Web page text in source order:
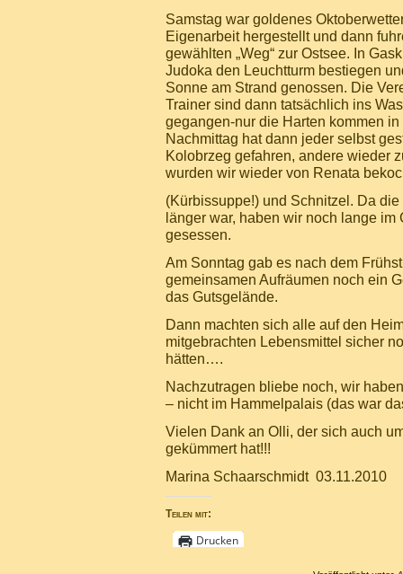
Samstag war goldenes
Eigenarbeit hergestellt und dann
gewählten „Weg“ zur Ostsee. In
Judoka den Leuchtturm bestiegen
Sonne am Strand genossen. Die
Trainer sind dann tatsächlich ins
gegangen-nur die Harten kommen
Nachmittag hat dann jeder selbst
Kolobrzeg gefahren, andere wieder
wurden wir wieder von Renata
(Kürbissuppe!) und Schnitzel. Da
länger war, haben wir noch lange im
gesessen.
Am Sonntag gab es nach dem
gemeinsamen Aufräumen noch ein
das Gutsgelände.
Dann machten sich alle auf den
mitgebrachten Lebensmittel sicher
hätten….
Nachzutragen bliebe noch, wir
– nicht im Hammelpalais (das war
Vielen Dank an Olli, der sich auch
gekümmert hat!!!
Marina Schaarschmidt 03.11.2010
Teilen mit:
Drucken